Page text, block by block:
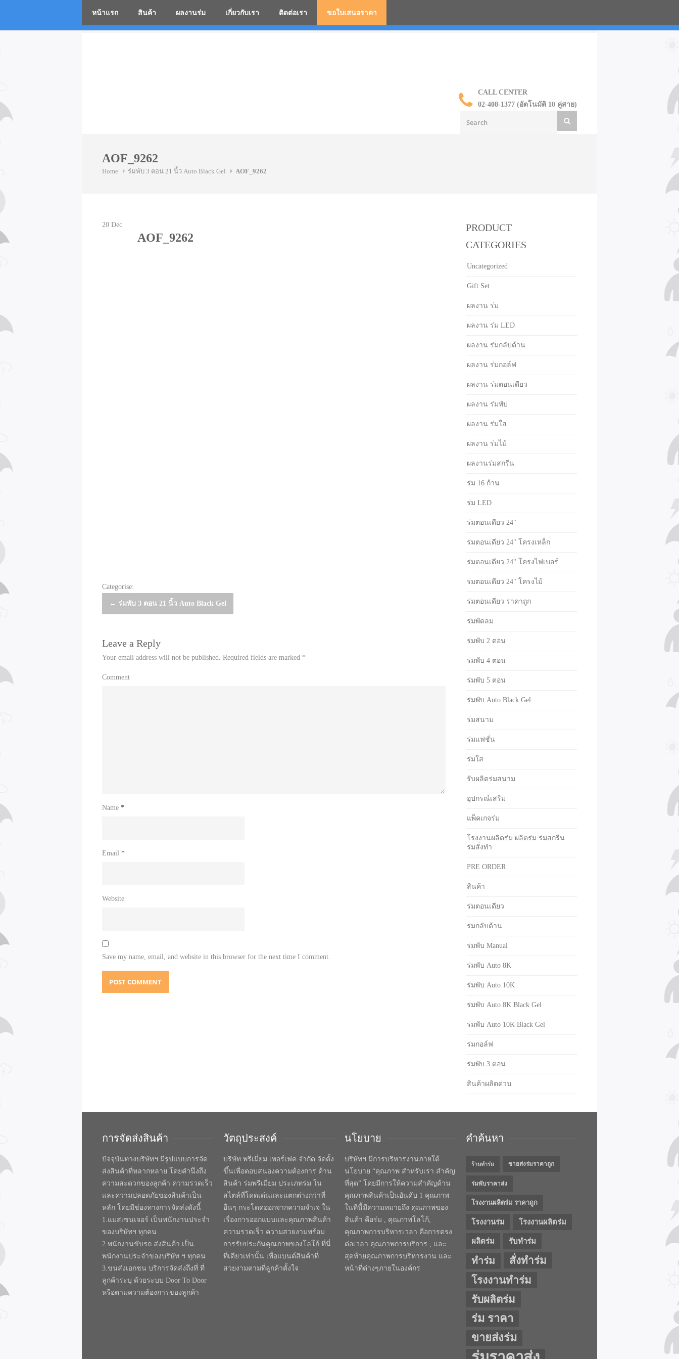
CALL CENTER
02-408-1377 (อัตโนมัติ 10 คู่สาย)
หน้าแรก สินค้า ผลงานร่ม เกี่ยวกับเรา ติดต่อเรา ขอใบเสนอราคา
AOF_9262
Home ร่มพับ 3 ตอน 21 นิ้ว Auto Black Gel AOF_9262
20 Dec
AOF_9262
Categorise:
Post
← ร่มพับ 3 ตอน 21 นิ้ว Auto Black Gel
Leave a Reply
Your email address will not be published. Required fields are marked *
Comment
Name *
Email *
Website
Save my name, email, and website in this browser for the next time I comment.
PRODUCT
CATEGORIES
Uncategorized
Gift Set
ผลงาน ร่ม
ผลงาน ร่ม LED
ผลงาน ร่มกลับด้าน
ผลงาน ร่มกอล์ฟ
ผลงาน ร่มตอนเดียว
ผลงาน ร่มพับ
ผลงาน ร่มใส
ผลงาน ร่มไม้
ผลงานร่มสกรีน
ร่ม 16 ก้าน
ร่ม LED
ร่มตอนเดียว 24"
ร่มตอนเดียว 24" โครงเหล็ก
ร่มตอนเดียว 24" โครงไฟเบอร์
ร่มตอนเดียว 24" โครงไม้
ร่มตอนเดียว ราคาถูก
ร่มพัดลม
ร่มพับ 2 ตอน
ร่มพับ 4 ตอน
ร่มพับ 5 ตอน
ร่มพับ Auto Black Gel
ร่มสนาม
ร่มแฟชั่น
ร่มใส
รับผลิตร่มสนาม
อุปกรณ์เสริม
แพ็คเกจร่ม
โรงงานผลิตร่ม ผลิตร่ม ร่มสกรีน
ร่มสั่งทำ
PRE ORDER
สินค้า
ร่มตอนเดียว
ร่มกลับด้าน
ร่มพับ Manual
ร่มพับ Auto 8K
ร่มพับ Auto 10K
ร่มพับ Auto 8K Black Gel
ร่มพับ Auto 10K Black Gel
ร่มกอล์ฟ
ร่มพับ 3 ตอน
สินค้าผลิตด่วน
การจัดส่งสินค้า
ปัจจุบันทางบริษัทฯ มีรูปแบบการจัด
ส่งสินค้าที่หลากหลาย โดยคำนึงถึง
ความสะดวกของลูกค้า ความรวดเร็ว
และความปลอดภัยของสินค้าเป็น
หลัก โดยมีช่องทางการจัดส่งดังนี้
1.แมสเซนเจอร์ เป็นพนักงานประจำ
ของบริษัทฯ ทุกคน
2.พนักงานขับรถ ส่งสินค้า เป็น
พนักงานประจำของบริษัท ฯ ทุกคน
3.ขนส่งเอกชน บริการจัดส่งถึงที่ ที่
ลูกค้าระบุ ด้วยระบบ Door To Door
หรือตามความต้องการของลูกค้า
วัตถุประสงค์
บริษัท พรีเมี่ยม เพอร์เฟค จำกัด จัดตั้ง
ขึ้นเพื่อตอบสนองความต้องการ ด้าน
สินค้า ร่มพรีเมี่ยม ประเภทร่ม ใน
สไตล์ที่โดดเด่นและแตกต่างกว่าที่
อื่นๆ กระโดดออกจากความจำเจ ใน
เรื่องการออกแบบและคุณภาพสินค้า
ความรวดเร็ว ความสวยงามพร้อม
การรับประกันคุณภาพของโลโก้ ที่นี่
ที่เดียวเท่านั้น เพื่อแบนด์สินค้าที่
สวยงามตามที่ลูกค้าตั้งใจ
นโยบาย
บริษัทฯ มีการบริหารงานภายใต้
นโยบาย “คุณภาพ สำหรับเรา สำคัญ
ที่สุด” โดยมีการให้ความสำคัญด้าน
คุณภาพสินค้าเป็นอันดับ 1 คุณภาพ
ในทีนี้มีความหมายถึง คุณภาพของ
สินค้า คือร่ม , คุณภาพโลโก้,
คุณภาพการบริหารเวลา คือการตรง
ต่อเวลา คุณภาพการบริการ , และ
สุดท้ายคุณภาพการบริหารงาน และ
หน้าที่ต่างๆภายในองค์กร
คำค้นหา
ร้านทำร่ม ขายส่งร่มราคาถูก
ร่มพับราคาส่ง
โรงงานผลิตร่ม ราคาถูก
โรงงานร่ม โรงงานผลิตร่ม
ผลิตร่ม รับทำร่ม
ทำร่ม
สั่งทำร่ม
โรงงานทำร่ม
รับผลิตร่ม
ร่ม ราคา
ขายส่งร่ม
โรงงานร่มสกรีนโลโก้ ร่มพรีเมี่ยม ร่มตอนเดียว ร่มกอล์ฟ ร่มกลับด้าน ราคาส่ง